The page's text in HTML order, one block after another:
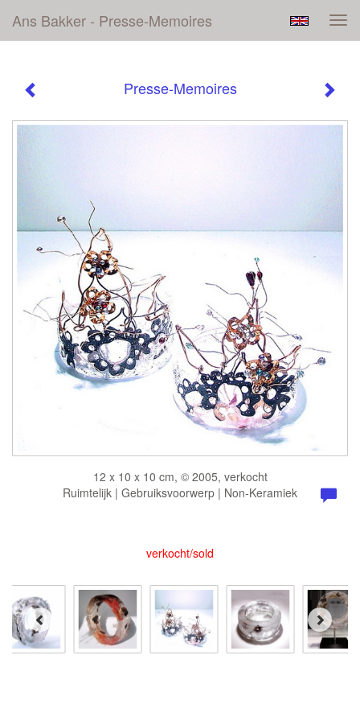
Ans Bakker - Presse-Memoires
Presse-Memoires
12 x 10 x 10 cm, © 2005, verkocht
Ruimtelijk | Gebruiksvoorwerp | Non-Keramiek
verkocht/sold